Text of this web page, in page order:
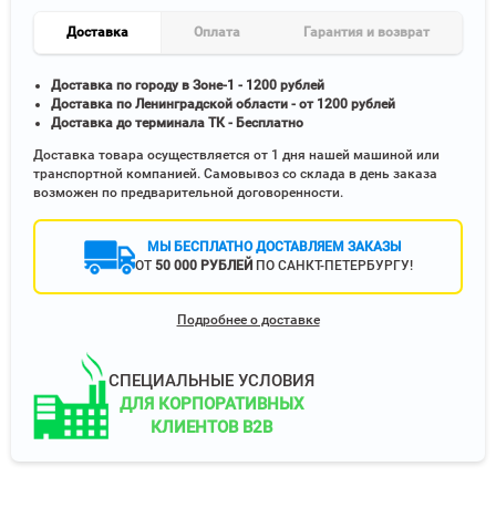
Доставка Оплата Гарантия и возврат
Доставка по городу в Зоне-1 - 1200 рублей
Доставка по Ленинградской области - от 1200 рублей
Доставка до терминала ТК - Бесплатно
Доставка товара осуществляется от 1 дня нашей машиной или
транспортной компанией. Самовывоз со склада в день заказа
возможен по предварительной договоренности.
МЫ БЕСПЛАТНО ДОСТАВЛЯЕМ ЗАКАЗЫ
ОТ 50 000 РУБЛЕЙ ПО САНКТ-ПЕТЕРБУРГУ!
Подробнее о доставке
СПЕЦИАЛЬНЫЕ УСЛОВИЯ
ДЛЯ КОРПОРАТИВНЫХ
КЛИЕНТОВ B2B